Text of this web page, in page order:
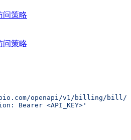
问策略
问策略
openapi/v1/billing/bill/
Bearer <API_KEY>'